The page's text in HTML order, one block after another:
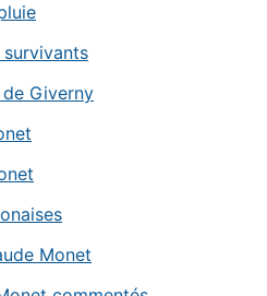
Giverny
Monet